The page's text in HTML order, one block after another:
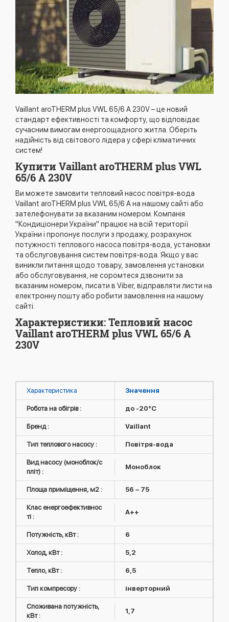
Vaillant aroTHERM plus VWL 65/6 A 230V – це новий
стандарт ефективності та комфорту, що відповідає
сучасним вимогам енергоощадного житла. Оберіть
надійність від світового лідера у сфері кліматичних
систем!
Купити Vaillant aroTHERM plus VWL
65/6 A 230V
Ви можете замовити тепловий насос повітря-вода
Vaillant aroTHERM plus VWL 65/6 A на нашому сайті або
зателефонувати за вказаним номером. Компанія
"Кондиціонери України" працює на всій території
України і пропонує послуги з продажу, розрахунок
потужності теплового насоса повітря-вода, установки
та обслуговування систем повітря-вода. Якщо у вас
виникли питання щодо товару, замовлення установки
або обслуговування, не соромтеся дзвонити за
вказаним номером, писати в Viber, відправляти листи на
електронну пошту або робити замовлення на нашому
сайті.
Характеристики: Тепловий насос
Vaillant aroTHERM plus VWL 65/6 A
230V
Характеристика Значення
Робота на обігрів : до -20°C
Бренд : Vaillant
Тип теплового насосу : Повітря-вода
Вид насосу (моноблок/с
пліт) :
Моноблок
Площа приміщення, м2 : 56 – 75
Клас енергоефективнос
ті :
A++
Потужність, кВт : 6
Холод, кВт : 5,2
Тепло, кВт : 6,5
Тип компресору : інверторний
Споживана потужність,
кВт :
1,7